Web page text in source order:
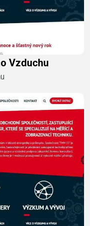
Vzduchu